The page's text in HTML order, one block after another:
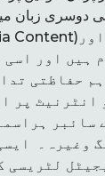
دوسری زبان
ہیں اور
حفاظتی
انٹرنیٹ پر
سائبر
وغیرہ۔
لٹریسی